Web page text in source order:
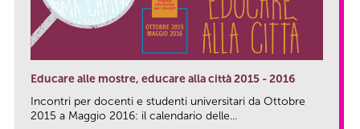
Educare alle mostre, educare alla città 2015 - 2016
Incontri per docenti e studenti universitari da Ottobre
2015 a Maggio 2016: il calendario delle...